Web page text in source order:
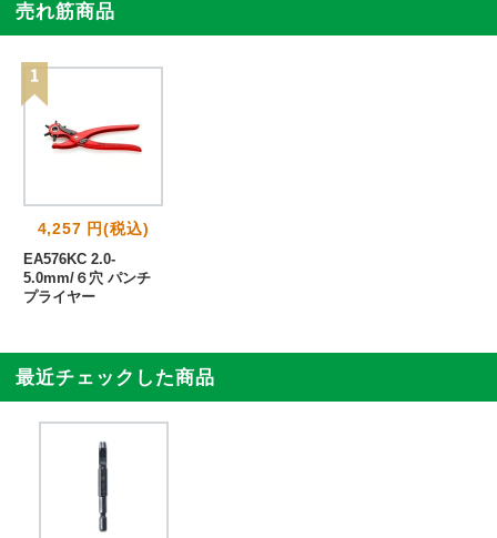
売れ筋商品
4,257 円(税込)
EA576KC 2.0-
5.0mm/６穴 パンチ
プライヤー
最近チェックした商品